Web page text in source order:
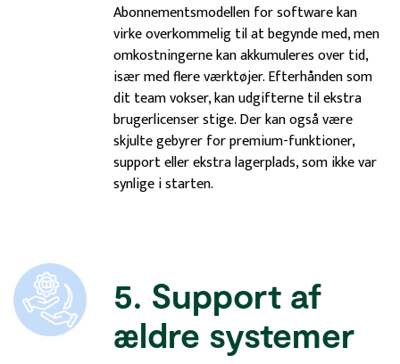
Abonnementsmodellen for software kan
virke overkommelig til at begynde med, men
omkostningerne kan akkumuleres over tid,
især med flere værktøjer. Efterhånden som
dit team vokser, kan udgifterne til ekstra
brugerlicenser stige. Der kan også være
skjulte gebyrer for premium-funktioner,
support eller ekstra lagerplads, som ikke var
synlige i starten.
5. Support af
ældre systemer